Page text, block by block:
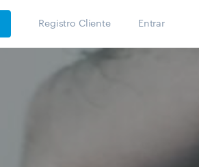
Registro Cliente Entrar